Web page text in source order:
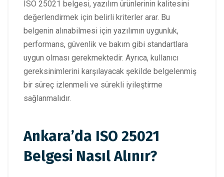
ISO 25021 belgesi, yazılım ürünlerinin kalitesini
değerlendirmek için belirli kriterler arar. Bu
belgenin alınabilmesi için yazılımın uygunluk,
performans, güvenlik ve bakım gibi standartlara
uygun olması gerekmektedir. Ayrıca, kullanıcı
gereksinimlerini karşılayacak şekilde belgelenmiş
bir süreç izlenmeli ve sürekli iyileştirme
sağlanmalıdır.
Ankara’da ISO 25021
Belgesi Nasıl Alınır?